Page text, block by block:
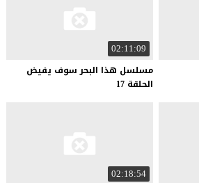
02:11:09
مسلسل هذا البحر سوف يفيض
الحلقة 17
02:18:54